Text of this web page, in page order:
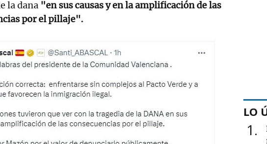
la dana "en sus causas y en la amplificación de las
por el pillaje".
LO
1